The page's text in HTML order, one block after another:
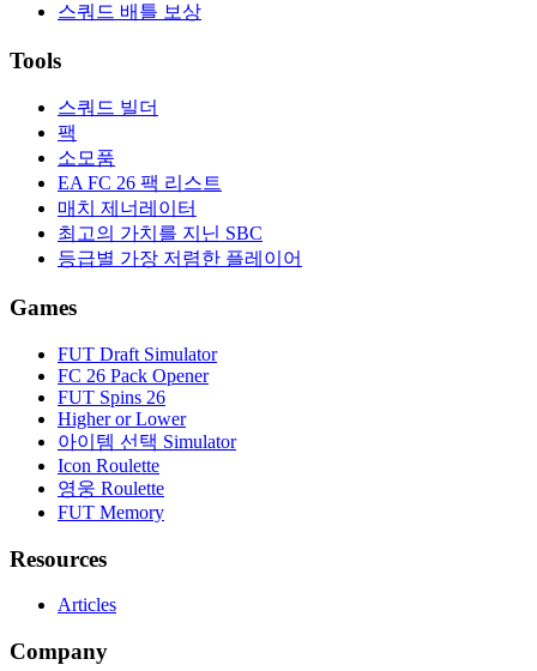
스쿼드 배틀 보상
Tools
스쿼드 빌더
팩
소모품
EA FC 26 팩 리스트
매치 제너레이터
최고의 가치를 지닌 SBC
등급별 가장 저렴한 플레이어
Games
FUT Draft Simulator
FC 26 Pack Opener
FUT Spins 26
Higher or Lower
아이템 선택 Simulator
Icon Roulette
영웅 Roulette
FUT Memory
Resources
Articles
Company